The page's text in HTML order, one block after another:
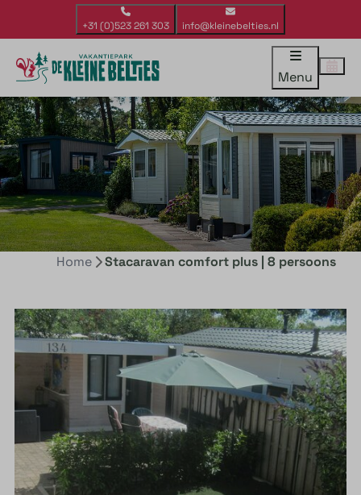
+31 (0)523 261 303 info@kleinebelties.nl
Menu
Home Stacaravan comfort plus | 8 persoons